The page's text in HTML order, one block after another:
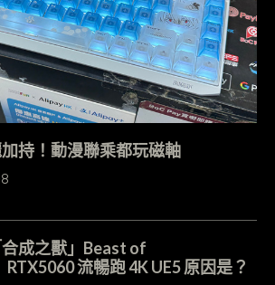
加持！動漫聯乘都玩磁軸
合成之獸」Beast of
流暢跑 4K UE5 原因是？